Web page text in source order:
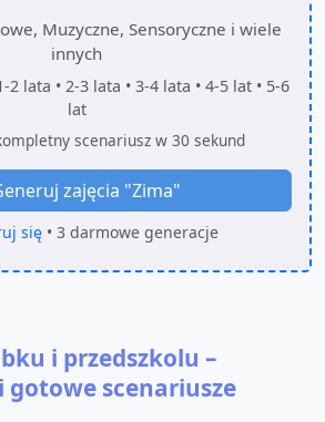
Muzyczne, Sensoryczne i wiele
innych
2 lata • 2-3 lata • 3-4 lata • 4-5 lat • 5-6
lat
scenariusz w 30 sekund
zajęcia "Zima"
się• 3 darmowe generacje
i przedszkolu –
gotowe scenariusze